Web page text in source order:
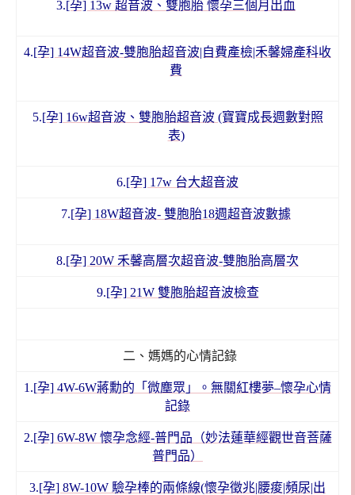
3.[孕] 13w 超音波、雙胞胎 懷孕三個月出血
4.[孕] 14W超音波-雙胞胎超音波|自費產檢|禾馨婦產科收
費
5.[孕] 16w超音波、雙胞胎超音波 (寶寶成長週數對照
表)
6.[孕] 17w 台大超音波
7.[孕] 18W超音波- 雙胞胎18週超音波數據
8.[孕] 20W 禾馨高層次超音波-雙胞胎高層次
9.[孕] 21W 雙胞胎超音波檢查
二、媽媽的心情記錄
1.[孕] 4W-6W蔣勳的「微塵眾」。無關紅樓夢–懷孕心情
記錄
2.[孕] 6W-8W 懷孕念經-普門品（妙法蓮華經觀世音菩薩
普門品）
3.[孕] 8W-10W 驗孕棒的兩條線(懷孕徵兆|腰痠|頻尿|出